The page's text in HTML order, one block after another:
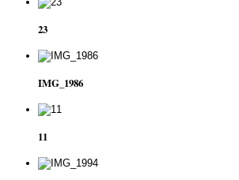
23
IMG_1986
11